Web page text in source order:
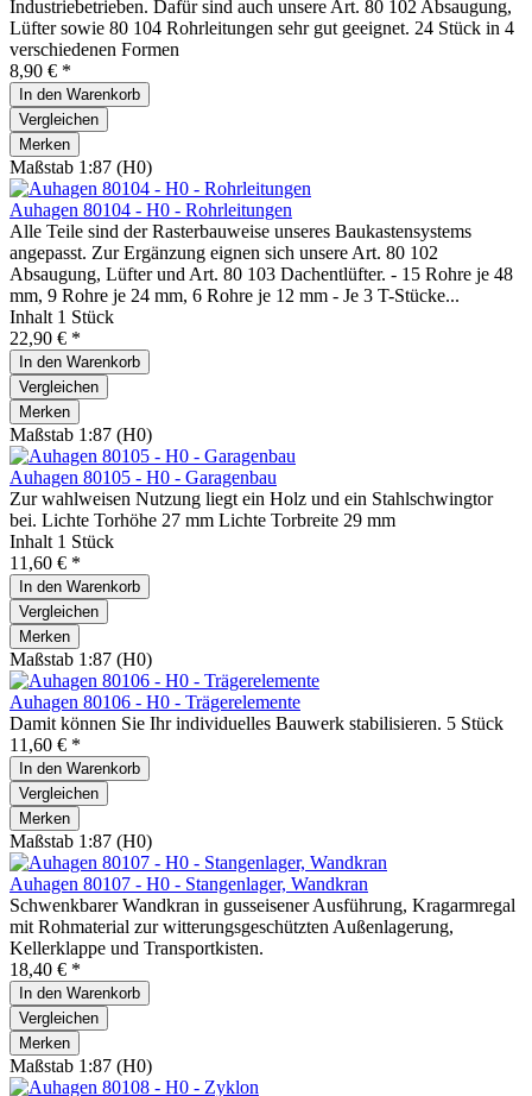
Industriebetrieben. Dafür sind auch unsere Art. 80 102 Absaugung,
Lüfter sowie 80 104 Rohrleitungen sehr gut geeignet. 24 Stück in 4
verschiedenen Formen
8,90 € *
In den Warenkorb
Vergleichen
Merken
Maßstab 1:87 (H0)
Auhagen 80104 - H0 - Rohrleitungen
Alle Teile sind der Rasterbauweise unseres Baukastensystems
angepasst. Zur Ergänzung eignen sich unsere Art. 80 102
Absaugung, Lüfter und Art. 80 103 Dachentlüfter. - 15 Rohre je 48
mm, 9 Rohre je 24 mm, 6 Rohre je 12 mm - Je 3 T-Stücke...
Inhalt 1 Stück
22,90 € *
In den Warenkorb
Vergleichen
Merken
Maßstab 1:87 (H0)
Auhagen 80105 - H0 - Garagenbau
Zur wahlweisen Nutzung liegt ein Holz und ein Stahlschwingtor
bei. Lichte Torhöhe 27 mm Lichte Torbreite 29 mm
Inhalt 1 Stück
11,60 € *
In den Warenkorb
Vergleichen
Merken
Maßstab 1:87 (H0)
Auhagen 80106 - H0 - Trägerelemente
Damit können Sie Ihr individuelles Bauwerk stabilisieren. 5 Stück
11,60 € *
In den Warenkorb
Vergleichen
Merken
Maßstab 1:87 (H0)
Auhagen 80107 - H0 - Stangenlager, Wandkran
Schwenkbarer Wandkran in gusseisener Ausführung, Kragarmregal
mit Rohmaterial zur witterungsgeschützten Außenlagerung,
Kellerklappe und Transportkisten.
18,40 € *
In den Warenkorb
Vergleichen
Merken
Maßstab 1:87 (H0)